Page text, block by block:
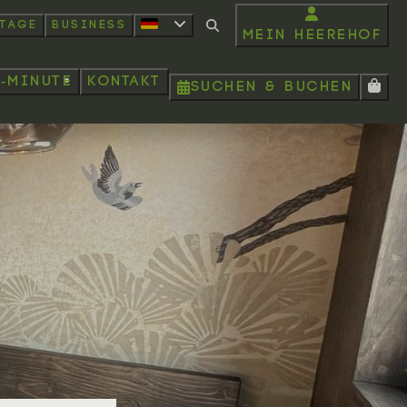
Business
Mein Heerehof
minute Kontakt Suchen & Buchen